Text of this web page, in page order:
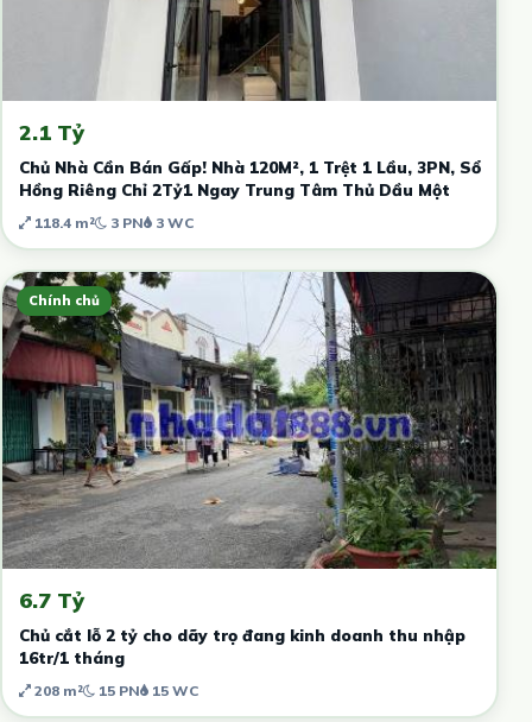
2.1 Tỷ
Chủ Nhà Cần Bán Gấp! Nhà 120M², 1 Trệt 1 Lầu, 3PN, Sổ
Hồng Riêng Chỉ 2Tỷ1 Ngay Trung Tâm Thủ Dầu Một
118.4 m² 3 PN 3 WC
Chính chủ
6.7 Tỷ
Chủ cắt lỗ 2 tỷ cho dãy trọ đang kinh doanh thu nhập
16tr/1 tháng
208 m² 15 PN 15 WC